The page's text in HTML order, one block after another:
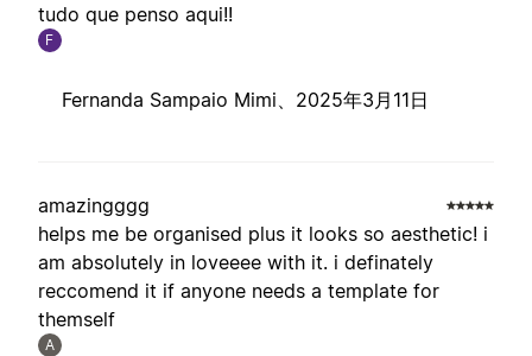
tudo que penso aqui!!
F
Fernanda Sampaio Mimi、 2025年3月11日
amazingggg
helps me be organised plus it looks so aesthetic! i
am absolutely in loveeee with it. i definately
reccomend it if anyone needs a template for
themself
A